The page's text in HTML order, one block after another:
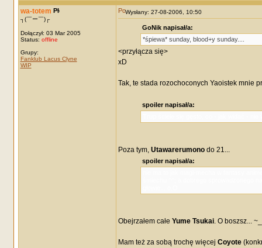
wa-totem
┐(￣ー￣)┌
Dołączył: 03 Mar 2005
Status: offline
Grupy:
Fanklub Lacus Clyne
WIP
Wysłany: 27-08-2006, 10:50
GoNik napisał/a:
*śpiewa* sunday, blood+y sunday....
<przyłącza się>
xD
Tak, te stada rozochoconych Yaoistek mnie
spoiler napisał/a:
Poza tym, Utawarerumonodo 21...
spoiler napisał/a:
Obejrzałem całe Yume Tsukai. O boszsz...
Mam też za sobą trochę więcej Coyote